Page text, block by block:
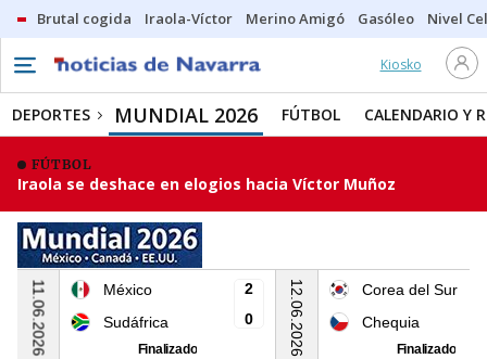
Brutal cogida Iraola-Víctor Merino Amigó Gasóleo Nivel
Kiosko
DEPORTES MUNDIAL 2026 FÚTBOL CALENDARIO Y
FÚTBOL
Iraola se deshace en elogios hacia Víctor Muñoz
11.06.2026
México
Sudáfrica
2
0
Finalizado 12.06.2026
Corea del Sur
Chequia
Finalizado